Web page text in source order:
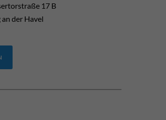
17 B
der Havel